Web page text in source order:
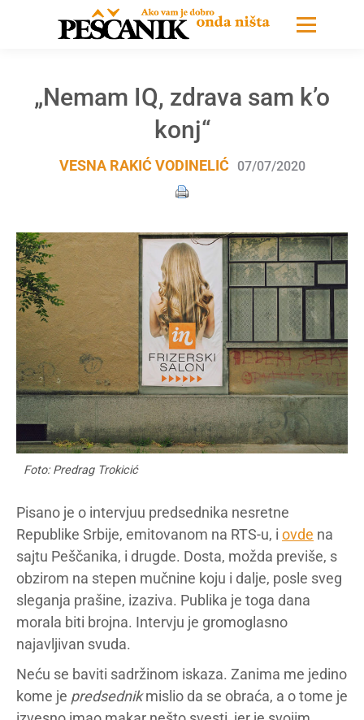
„Nemam IQ, zdrava sam k’o
konj“
VESNA RAKIĆ VODINELIĆ 07/07/2020
Foto: Predrag Trokicić
Pisano je o intervjuu predsednika nesretne
Republike Srbije, emitovanom na RTS-u, i ovde na
sajtu Peščanika, i drugde. Dosta, možda previše, s
obzirom na stepen mučnine koju i dalje, posle sveg
sleganja prašine, izaziva. Publika je toga dana
morala biti brojna. Intervju je gromoglasno
najavljivan svuda.
Neću se baviti sadržinom iskaza. Zanima me jedino
kome je predsednikmislio da se obraća, a o tome je